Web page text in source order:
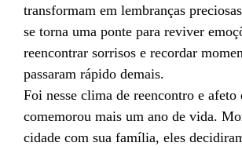
transformam em lembranças
se torna uma ponte para reviver
reencontrar sorrisos e recordar
passaram rápido demais.
Foi nesse clima de reencontro e
comemorou mais um ano de vida.
cidade com sua família, eles